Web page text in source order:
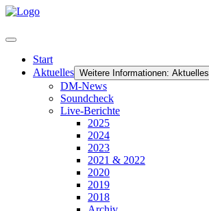
Start
Aktuelles Weitere Informationen: Aktuelles
DM-News
Soundcheck
Live-Berichte
2025
2024
2023
2021 & 2022
2020
2019
2018